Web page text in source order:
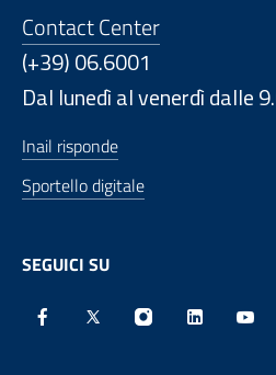
Contact Center
(+39) 06.6001
Dal lunedì al venerdì dalle
Inail risponde
Sportello digitale
SEGUICI SU